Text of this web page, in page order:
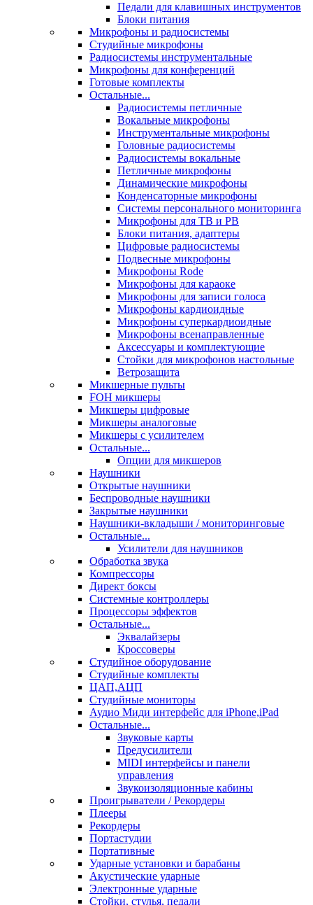
Педали для клавишных инструментов
Блоки питания
Микрофоны и радиосистемы
Студийные микрофоны
Радиосистемы инструментальные
Микрофоны для конференций
Готовые комплекты
Остальные...
Радиосистемы петличные
Вокальные микрофоны
Инструментальные микрофоны
Головные радиосистемы
Радиосистемы вокальные
Петличные микрофоны
Динамические микрофоны
Конденсаторные микрофоны
Системы персонального мониторинга
Микрофоны для ТВ и РВ
Блоки питания, адаптеры
Цифровые радиосистемы
Подвесные микрофоны
Микрофоны Rode
Микрофоны для караоке
Микрофоны для записи голоса
Микрофоны кардиоидные
Микрофоны суперкардиоидные
Микрофоны всенаправленные
Аксессуары и комплектующие
Стойки для микрофонов настольные
Ветрозащита
Микшерные пульты
FOH микшеры
Микшеры цифровые
Микшеры аналоговые
Микшеры с усилителем
Остальные...
Опции для микшеров
Наушники
Открытые наушники
Беспроводные наушники
Закрытые наушники
Наушники-вкладыши / мониторинговые
Остальные...
Усилители для наушников
Обработка звука
Компрессоры
Директ боксы
Системные контроллеры
Процессоры эффектов
Остальные...
Эквалайзеры
Кроссоверы
Студийное оборудование
Студийные комплекты
ЦАП,АЦП
Студийные мониторы
Аудио Миди интерфейс для iPhone,iPad
Остальные...
Звуковые карты
Предусилители
MIDI интерфейсы и панели
управления
Звукоизоляционные кабины
Проигрыватели / Рекордеры
Плееры
Рекордеры
Портастудии
Портативные
Ударные установки и барабаны
Акустические ударные
Электронные ударные
Стойки, стулья, педали